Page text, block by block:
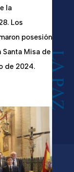
la
Los
posesión
Misa de
de 2024.